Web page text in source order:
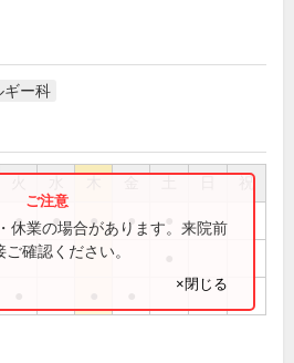
ギー科
祝
● ● ● ●
休業の場合があります。来院前
確認ください。
×閉じる